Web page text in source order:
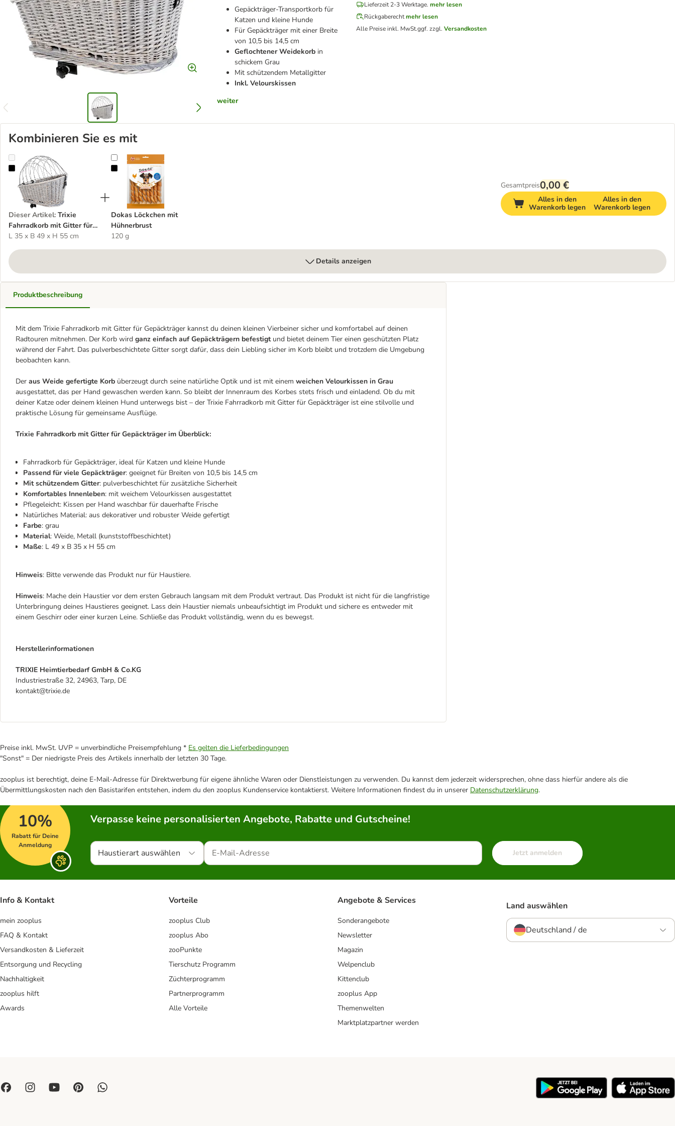
Gepäckträger-Transportkorb für
Katzen und kleine Hunde
Für Gepäckträger mit einer Breite
von 10,5 bis 14,5 cm
Geflochtener Weidekorb in
schickem Grau
Mit schützendem Metallgitter
Inkl. Velourskissen
weiter
Lieferzeit 2-3 Werktage. mehr lesen
Rückgaberechtmehr lesen
Alle Preise inkl. MwSt.ggf. zzgl.Versandkosten
Kombinieren Sie es mit
Trixie Fahrradkorb mit Gitter für Gepäckträger
Dieser Artikel: Trixie
Fahrradkorb mit Gitter für
Gepäckträger
L 35 x B 49 x H 55 cm
Dokas Löckchen mit Hühnerbrust
Dokas Löckchen mit
Hühnerbrust
120 g
Gesamtpreis0,00 €
Alles in den
Warenkorb legen
Alles in den
Warenkorb legen
Details anzeigen
Produktbeschreibung
Mit dem Trixie Fahrradkorb mit Gitter für Gepäckträger kannst du deinen kleinen Vierbeiner sicher und komfortabel auf deinen
Radtouren mitnehmen. Der Korb wird ganz einfach auf Gepäckträgern befestigtund bietet deinem Tier einen geschützten Platz
während der Fahrt. Das pulverbeschichtete Gitter sorgt dafür, dass dein Liebling sicher im Korb bleibt und trotzdem die Umgebung
beobachten kann.
Der aus Weide gefertigte Korb überzeugt durch seine natürliche Optik und ist mit einem weichen Velourkissen in Grau
ausgestattet, das per Hand gewaschen werden kann. So bleibt der Innenraum des Korbes stets frisch und einladend. Ob du mit
deiner Katze oder deinem kleinen Hund unterwegs bist – der Trixie Fahrradkorb mit Gitter für Gepäckträger ist eine stilvolle und
praktische Lösung für gemeinsame Ausflüge.
Trixie Fahrradkorb mit Gitter für Gepäckträger im Überblick:
Fahrradkorb für Gepäckträger, ideal für Katzen und kleine Hunde
Passend für viele Gepäckträger: geeignet für Breiten von 10,5 bis 14,5 cm
Mit schützendem Gitter: pulverbeschichtet für zusätzliche Sicherheit
Komfortables Innenleben: mit weichem Velourkissen ausgestattet
Pflegeleicht: Kissen per Hand waschbar für dauerhafte Frische
Natürliches Material: aus dekorativer und robuster Weide gefertigt
Farbe: grau
Material: Weide, Metall (kunststoffbeschichtet)
Maße: L 49 x B 35 x H 55 cm
Hinweis: Bitte verwende das Produkt nur für Haustiere.
Hinweis: Mache dein Haustier vor dem ersten Gebrauch langsam mit dem Produkt vertraut. Das Produkt ist nicht für die langfristige
Unterbringung deines Haustieres geeignet. Lass dein Haustier niemals unbeaufsichtigt im Produkt und sichere es entweder mit
einem Geschirr oder einer kurzen Leine. Schließe das Produkt vollständig, wenn du es bewegst.
Herstellerinformationen
TRIXIE Heimtierbedarf GmbH & Co.KG
Industriestraße 32, 24963, Tarp, DE
kontakt@trixie.de
Preise inkl. MwSt. UVP = unverbindliche Preisempfehlung * Es gelten die Lieferbedingungen
"Sonst" = Der niedrigste Preis des Artikels innerhalb der letzten 30 Tage.
zooplus ist berechtigt, deine E-Mail-Adresse für Direktwerbung für eigene ähnliche Waren oder Dienstleistungen zu verwenden. Du kannst dem jederzeit widersprechen, ohne dass hierfür andere als die
Übermittlungskosten nach den Basistarifen entstehen, indem du den zooplus Kundenservice kontaktierst. Weitere Informationen findest du in unserer Datenschutzerklärung.
10%
Rabatt für Deine
Anmeldung
Verpasse keine personalisierten Angebote, Rabatte und Gutscheine!
Haustierart auswählen Jetzt anmelden
Info & Kontakt
mein zooplus
FAQ & Kontakt
Versandkosten & Lieferzeit
Entsorgung und Recycling
Nachhaltigkeit
zooplus hilft
Awards
Vorteile
zooplus Club
zooplus Abo
zooPunkte
Tierschutz Programm
Züchterprogramm
Partnerprogramm
Alle Vorteile
Angebote & Services
Sonderangebote
Newsletter
Magazin
Welpenclub
Kittenclub
zooplus App
Themenwelten
Marktplatzpartner werden
Land auswählen
Deutschland / de